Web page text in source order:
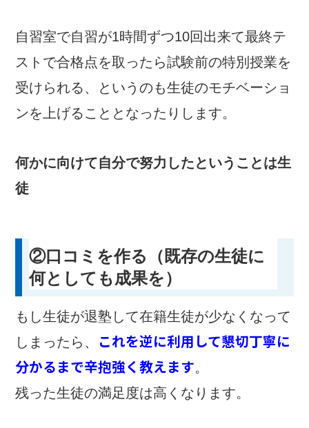
自習室で自習が1時間ずつ10回出来て最終テ
ストで合格点を取ったら試験前の特別授業を
受けられる、というのも生徒のモチベーショ
ンを上げることとなったりします。
何かに向けて自分で努力したということは生
徒のモチベーションを上げます。
②口コミを作る（既存の生徒に
何としても成果を）
もし生徒が退塾して在籍生徒が少なくなって
しまったら、
これを逆に利用して懇切丁寧に
分かるまで辛抱強く教えます。
残った生徒の満足度は高くなります。